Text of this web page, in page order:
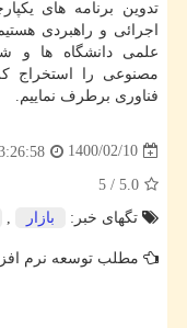
تدوین برنامه های
اجرائی و راهبردی
علمی دانشگاه ها و
مصنوعی را استخراج
فناوری برطرف نماییم.
1400/02/10
5.0
/
5
تگهای خبر:
بازار
مطلب توسعه نرم